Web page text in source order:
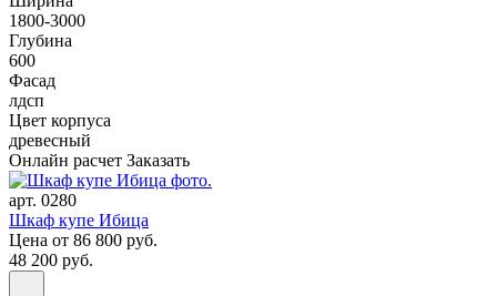
1800-3000
Глубина
600
Фасад
лдсп
Цвет корпуса
древесный
Онлайн расчет Заказать
арт. 0280
Шкаф купе Ибица
Цена от 86 800 руб.
48 200 руб.